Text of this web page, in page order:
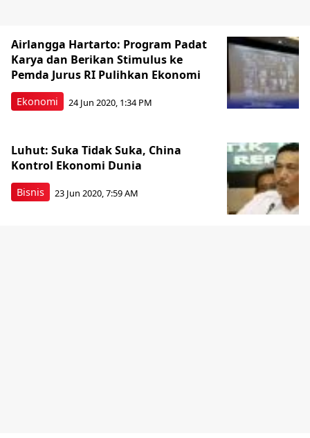
Ekonomi
Airlangga Hartarto: Program Padat
Karya dan Berikan Stimulus ke
Pemda Jurus RI Pulihkan Ekonomi
24 Jun 2020, 1:34 PM
Bisnis
Luhut: Suka Tidak Suka, China
Kontrol Ekonomi Dunia
23 Jun 2020, 7:59 AM